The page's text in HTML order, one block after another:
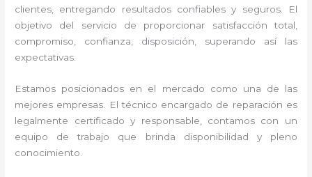
clientes, entregando resultados confiables y seguros. El
objetivo del servicio de proporcionar satisfacción total,
compromiso, confianza, disposición, superando así las
expectativas.
Estamos posicionados en el mercado como una de las
mejores empresas. El técnico encargado de reparación es
legalmente certificado y responsable, contamos con un
equipo de trabajo que brinda disponibilidad y pleno
conocimiento.